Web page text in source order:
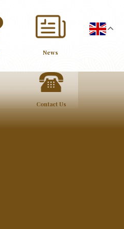
News
Contact Us